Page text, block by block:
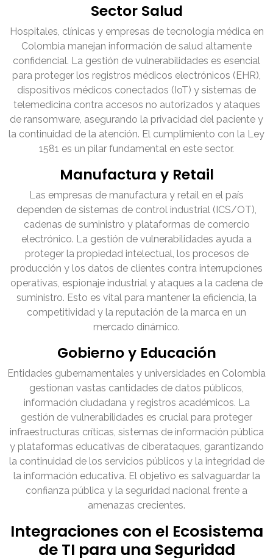
Sector Salud
Hospitales, clínicas y empresas de tecnología médica en
Colombia manejan información de salud altamente
confidencial. La gestión de vulnerabilidades es esencial
para proteger los registros médicos electrónicos (EHR),
dispositivos médicos conectados (IoT) y sistemas de
telemedicina contra accesos no autorizados y ataques
de ransomware, asegurando la privacidad del paciente y
la continuidad de la atención. El cumplimiento con la Ley
1581 es un pilar fundamental en este sector.
Manufactura y Retail
Las empresas de manufactura y retail en el país
dependen de sistemas de control industrial (ICS/OT),
cadenas de suministro y plataformas de comercio
electrónico. La gestión de vulnerabilidades ayuda a
proteger la propiedad intelectual, los procesos de
producción y los datos de clientes contra interrupciones
operativas, espionaje industrial y ataques a la cadena de
suministro. Esto es vital para mantener la eficiencia, la
competitividad y la reputación de la marca en un
mercado dinámico.
Gobierno y Educación
Entidades gubernamentales y universidades en Colombia
gestionan vastas cantidades de datos públicos,
información ciudadana y registros académicos. La
gestión de vulnerabilidades es crucial para proteger
infraestructuras críticas, sistemas de información pública
y plataformas educativas de ciberataques, garantizando
la continuidad de los servicios públicos y la integridad de
la información educativa. El objetivo es salvaguardar la
confianza pública y la seguridad nacional frente a
amenazas crecientes.
Integraciones con el Ecosistema
de TI para una Seguridad